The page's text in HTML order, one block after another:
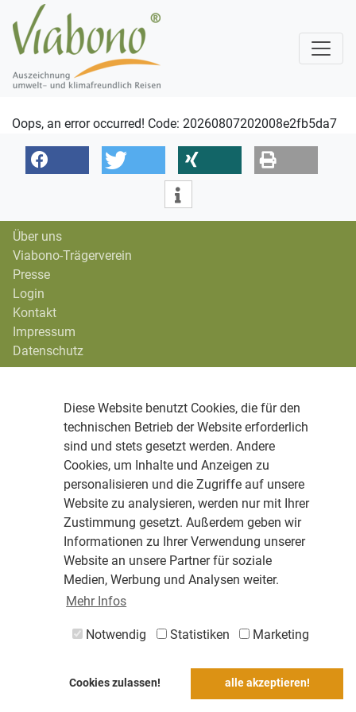
Diese Website benutzt Cookies, die für den
technischen Betrieb der Website erforderlich
sind und stets gesetzt werden. Andere
Cookies, um Inhalte und Anzeigen zu
personalisieren und die Zugriffe auf unsere
Website zu analysieren, werden nur mit Ihrer
Zustimmung gesetzt. Außerdem geben wir
Informationen zu Ihrer Verwendung unserer
Website an unsere Partner für soziale
Medien, Werbung und Analysen weiter.
Mehr Infos
Notwendig Statistiken Marketing
Cookies zulassen! alle akzeptieren!
Oops, an error occurred! Code: 20260807202008e2fb5da7
Über uns
Viabono-Trägerverein
Presse
Login
Kontakt
Impressum
Datenschutz